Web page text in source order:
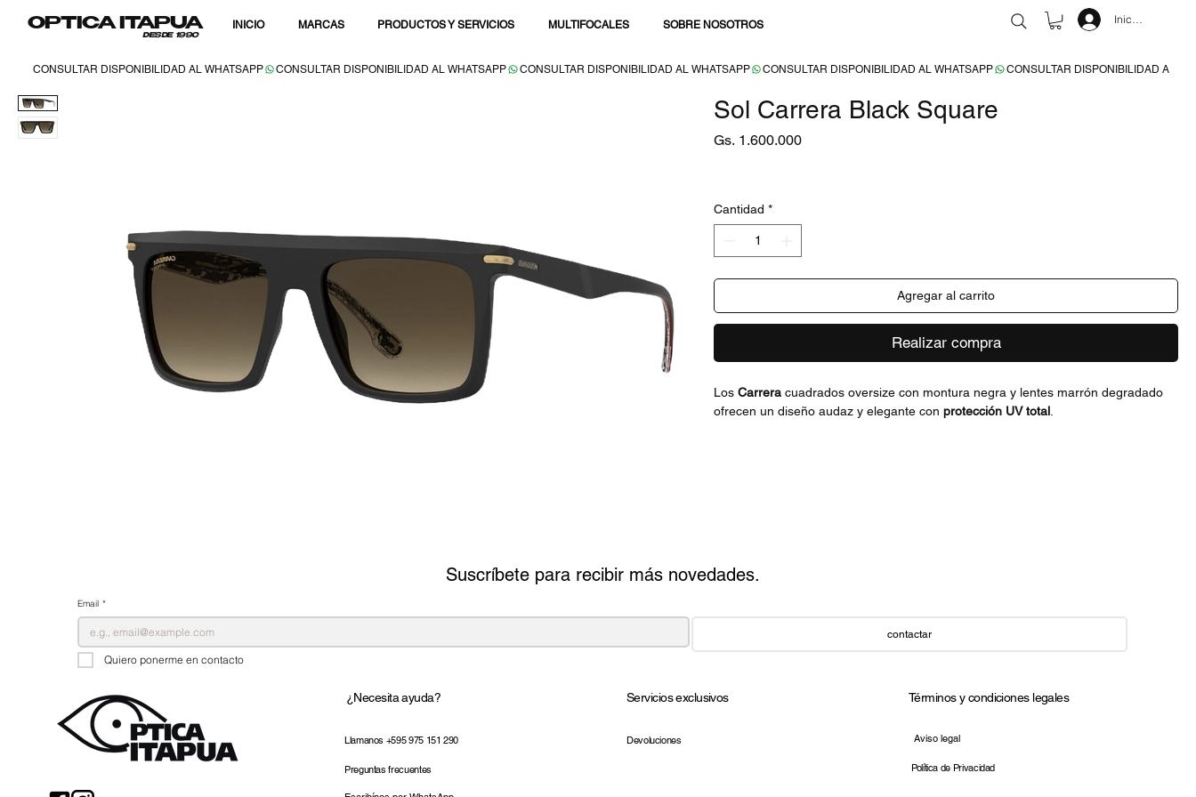
OPTICA ITAPUA
DESDE 1990
INICIO MARCAS PRODUCTOS Y SERVICIOS MULTIFOCALES SOBRE NOSOTROS Iniciar sesión
CONSULTAR DISPONIBILIDAD AL WHATSAPP
Sol Carrera Black Square
Gs. 1.600.000Precio
Cantidad *
Agregar al carrito
Realizar compra
LosCarrera cuadrados oversize con montura negra y lentes marrón degradado
ofrecen un diseño audaz y elegante conprotección UV total
¿Necesita ayuda?
Llamanos +595 975 151 290
Preguntas frecuentes
Servicios exclusivos
Devoluciones
Términos y condiciones legales​
Aviso legal
Política de Privacidad
Suscríbete para recibir más novedades.
Email *
contactar
Quiero ponerme en contacto